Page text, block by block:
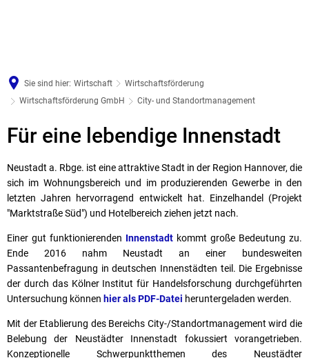
Sie sind hier: Wirtschaft
Wirtschaftsförderung
Wirtschaftsförderung GmbH
City- und Standortmanagement
City-
Standortmanagement
Für eine lebendige Innenstadt
Neustadt a. Rbge. ist eine attraktive Stadt in der Region Hannover, die
sich im Wohnungsbereich und im produzierenden Gewerbe in den
letzten Jahren hervorragend entwickelt hat. Einzelhandel (Projekt
"Marktstraße Süd") und Hotelbereich ziehen jetzt nach.
Einer gut funktionierenden Innenstadt kommt große Bedeutung zu.
Ende 2016 nahm Neustadt an einer bundesweiten
Passantenbefragung in deutschen Innenstädten teil. Die Ergebnisse
der durch das Kölner Institut für Handelsforschung durchgeführten
Untersuchung können hier als PDF-Datei heruntergeladen werden.
Mit der Etablierung des Bereichs City-/Standortmanagement wird die
Belebung der Neustädter Innenstadt fokussiert vorangetrieben.
Konzeptionelle Schwerpunktthemen des Neustädter